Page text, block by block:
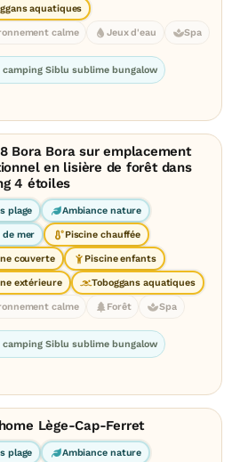
aquatiques
calme Jeux d'eau Spa
Siblu sublime bungalow
Bora Bora sur emplacement
en lisière de forêt dans
4 étoiles
plage Ambiance nature
de mer Piscine chauffée
couverte Piscine enfants
extérieure Toboggans aquatiques
calme Forêt Spa
Siblu sublime bungalow
Lège-Cap-Ferret
plage Ambiance nature